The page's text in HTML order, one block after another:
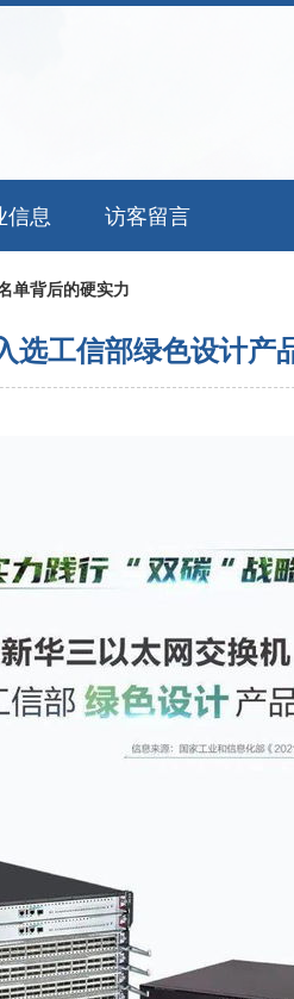
信息 访客留言
单背后的硬实力
选工信部绿色设计产